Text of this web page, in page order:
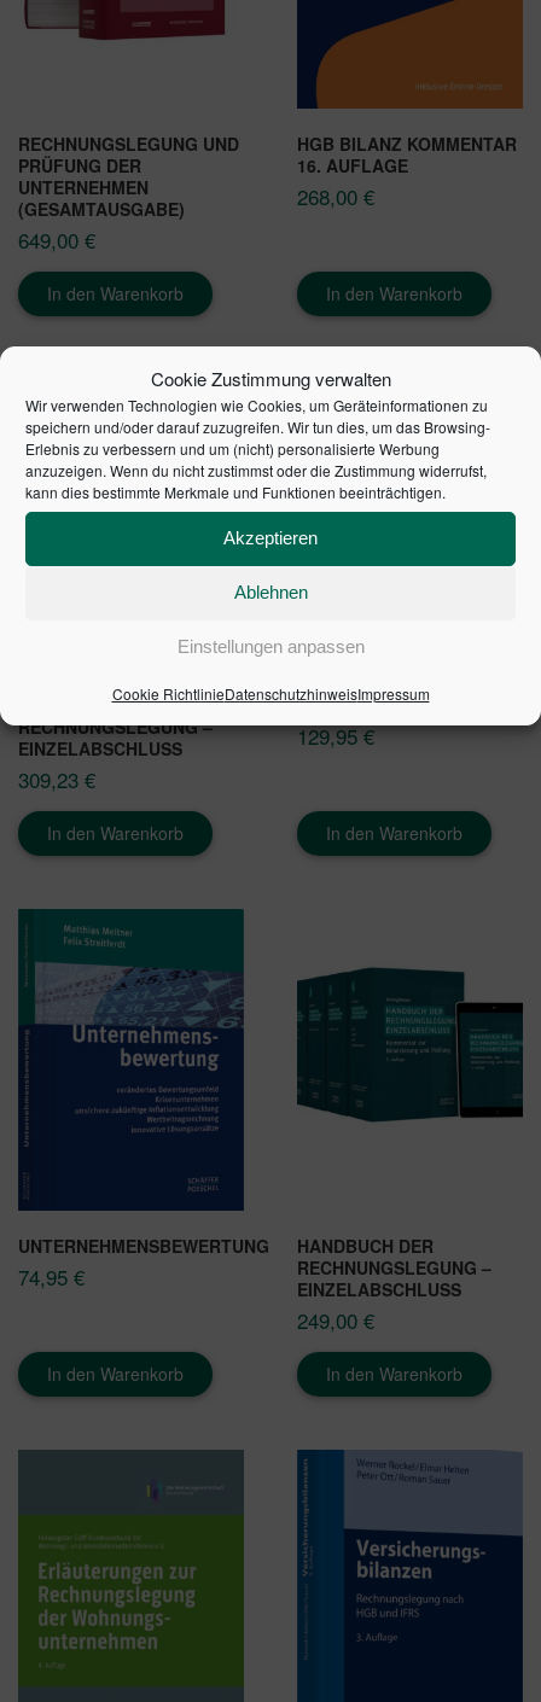
Cookie Zustimmung verwalten
Wir verwenden Technologien wie Cookies, um Geräteinformationen zu
speichern und/oder darauf zuzugreifen. Wir tun dies, um das Browsing-
Erlebnis zu verbessern und um (nicht) personalisierte Werbung
anzuzeigen. Wenn du nicht zustimmst oder die Zustimmung widerrufst,
kann dies bestimmte Merkmale und Funktionen beeinträchtigen.
Akzeptieren
Ablehnen
Einstellungen anpassen
Cookie RichtlinieDatenschutzhinweisImpressum
RECHNUNGSLEGUNG UND
PRÜFUNG DER
UNTERNEHMEN
(GESAMTAUSGABE)
649,00 €
In den Warenkorb
HGB BILANZ KOMMENTAR
16. AUFLAGE
268,00 €
In den Warenkorb
HANDBUCH DER
RECHNUNGSLEGUNG –
EINZELABSCHLUSS
309,23 €
In den Warenkorb
BANKBILANZANALYSE
129,95 €
In den Warenkorb
UNTERNEHMENSBEWERTUNG
74,95 €
In den Warenkorb
HANDBUCH DER
RECHNUNGSLEGUNG –
EINZELABSCHLUSS
249,00 €
In den Warenkorb